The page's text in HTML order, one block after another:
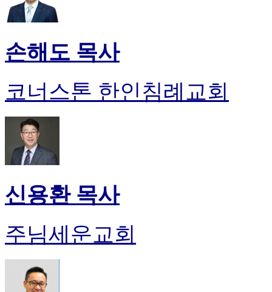
손해도 목사
코너스톤 한인침례교회
신용환 목사
주님세운교회